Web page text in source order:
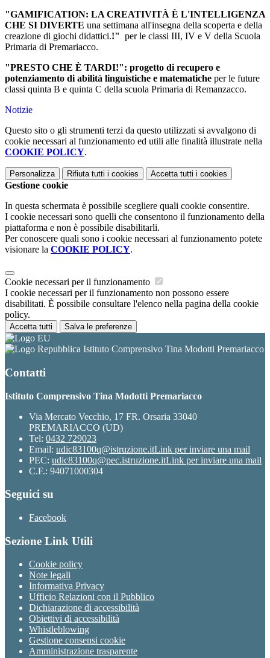
"GAMIFICATION: LA CREATIVITÀ È L'INTELLIGENZA
CHE SI DIVERTE una settimana all'insegna della scoperta e della
creazione di giochi didattici.!" per le classi III, IV e V della Scuola
Primaria di Premariacco.
"PRESTO CHE È TARDI!": progetto di recupero e
potenziamento di abilità linguistiche e matematiche per le future
classi quinta B e quinta C della scuola Primaria di Remanzacco.
Notizie
Questo sito o gli strumenti terzi da questo utilizzati si avvalgono di
cookie necessari al funzionamento ed utili alle finalità illustrate nella
COOKIE POLICY.
Personalizza Rifiuta tutti i cookies Accetta tutti i cookies
Gestione cookie
In questa schermata è possibile scegliere quali cookie consentire.
I cookie necessari sono quelli che consentono il funzionamento della
piattaforma e non è possibile disabilitarli.
Per conoscere quali sono i cookie necessari al funzionamento potete
visionare la COOKIE POLICY.
Cookie necessari per il funzionamento
I cookie necessari per il funzionamento non possono essere
disabilitati. È possibile consultare l'elenco nella pagina della cookie
policy.
Accetta tutti Salva le preferenze
Istituto Comprensivo Tina Modotti Premariacco
Contatti
Istituto Comprensivo Tina Modotti Premariacco
Via Mercato Vecchio, 17 FR. Orsaria 33040
PREMARIACCO (UD)
Tel: 0432 729023
Email: udic83100q@istruzione.itLink per inviare una mail
PEC: udic83100q@pec.istruzione.itLink per inviare una mail
C.F.: 94071000304
Seguici su
Facebook
Sezione Link Utili
Cookie policy
Note legali
Informativa Privacy
Ufficio Relazioni con il Pubblico
Dichiarazione di accessibilità
Obiettivi di accessibilità
Whistleblowing
Gestione consensi cookie
Amministrazione trasparente